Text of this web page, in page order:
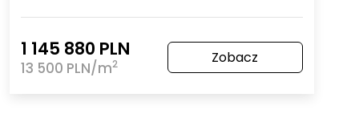
1 145 880 PLN
13 500 PLN/m2 Zobacz